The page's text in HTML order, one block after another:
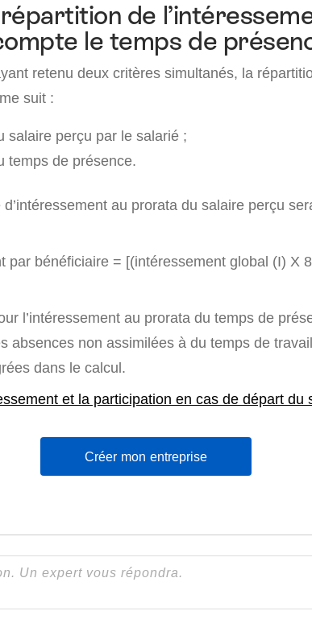
de
le temps de
retenu deux critères simultanés, la
suit :
salaire perçu par le salarié ;
temps de présence.
au prorata du salaire perçu
par bénéficiaire = [(intéressement global (I) X
l’intéressement au prorata du temps de
absences non assimilées à du temps de
dans le calcul.
et la participation en cas de départ du
Créer mon entreprise